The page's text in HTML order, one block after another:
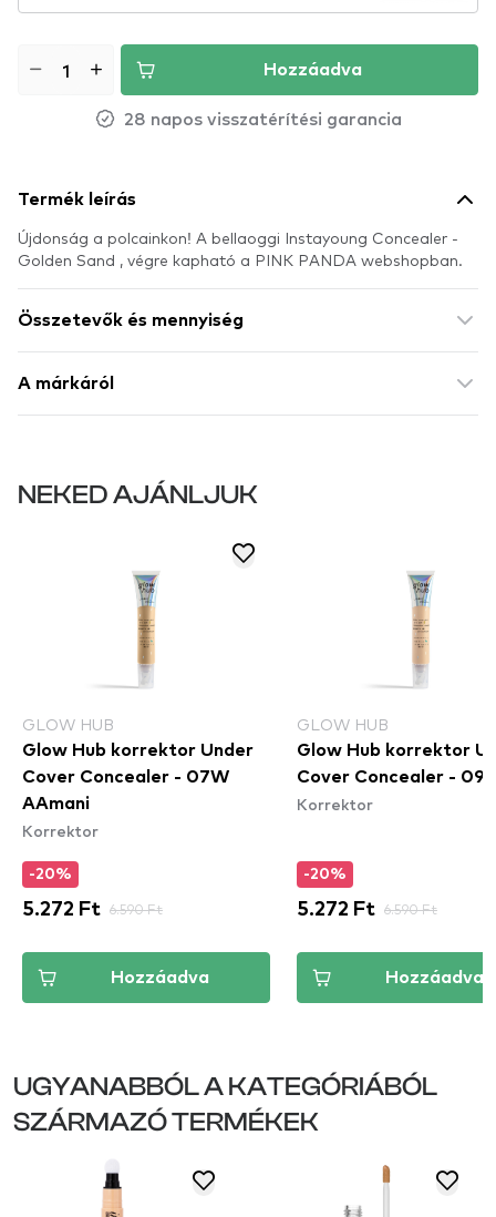
Hozzáadva
28 napos visszatérítési garancia
Termék leírás
Újdonság a polcainkon! A bellaoggi Instayoung Concealer -
Golden Sand , végre kapható a PINK PANDA webshopban.
Összetevők és mennyiség
A márkáról
NEKED AJÁNLJUK
GLOW HUB
Glow Hub korrektor Under
Cover Concealer - 07W
AAmani
Korrektor
-20%
5.272 Ft 6.590 Ft
Hozzáadva
GLOW HUB
Glow Hub korrektor
Cover Concealer -
Korrektor
-20%
5.272 Ft 6.590 Ft
Hozzáadva
UGYANABBÓL A KATEGÓRIÁBÓL
SZÁRMAZÓ TERMÉKEK